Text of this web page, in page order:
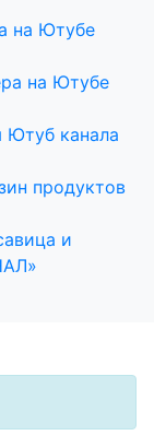
на Ютубе
на Ютубе
канала
продуктов
и